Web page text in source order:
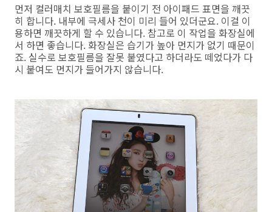
먼저 컬러매치 보호필름을 붙이기 전 아이패드 표면을 깨끗
히 합니다. 내부에 극세사 천이 미리 들어 있더군요. 이걸 이
용하면 깨끗하게 할 수 있습니다. 참고로 이 작업을 화장실에
서 하면 좋습니다. 화장실은 습기가 높아 먼지가 없기 때문이
죠. 실수로 보호필름을 잘못 붙였다고 하더라도 떼었다가 다
시 붙여도 먼지가 들어가지 않습니다.